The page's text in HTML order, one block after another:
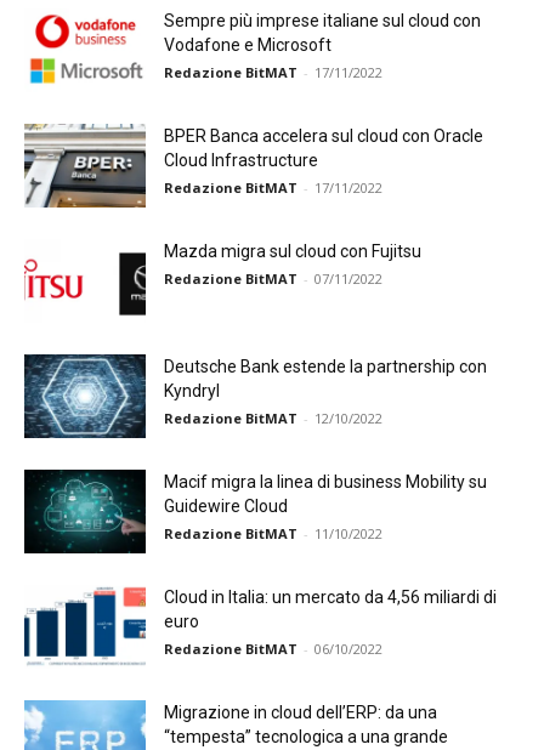
Sempre più imprese italiane sul cloud con
Vodafone e Microsoft
Redazione BitMAT - 17/11/2022
BPER Banca accelera sul cloud con Oracle
Cloud Infrastructure
Redazione BitMAT - 17/11/2022
Mazda migra sul cloud con Fujitsu
Redazione BitMAT - 07/11/2022
Deutsche Bank estende la partnership con
Kyndryl
Redazione BitMAT - 12/10/2022
Macif migra la linea di business Mobility su
Guidewire Cloud
Redazione BitMAT - 11/10/2022
Cloud in Italia: un mercato da 4,56 miliardi di
euro
Redazione BitMAT - 06/10/2022
Migrazione in cloud dell’ERP: da una
“tempesta” tecnologica a una grande